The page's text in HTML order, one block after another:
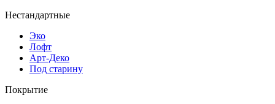
Нестандартные
Эко
Лофт
Арт-Деко
Под старину
Покрытие